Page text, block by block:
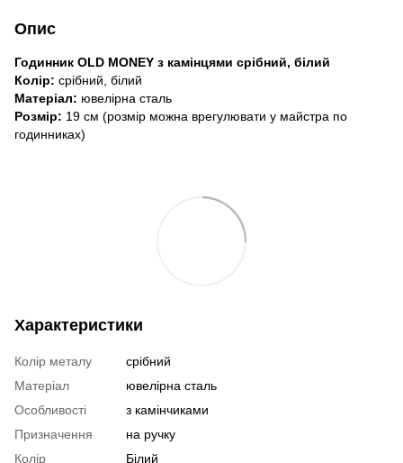
Опис
Годинник OLD MONEY з камінцями срібний, білий
Колір: срібний, білий
Матеріал: ювелірна сталь
Розмір: 19 см (розмір можна врегулювати у майстра по
годинниках)
Характеристики
Колір металу
срібний
Матеріал
ювелірна сталь
Особливості
з камінчиками
Призначення
на ручку
Колір
Білий